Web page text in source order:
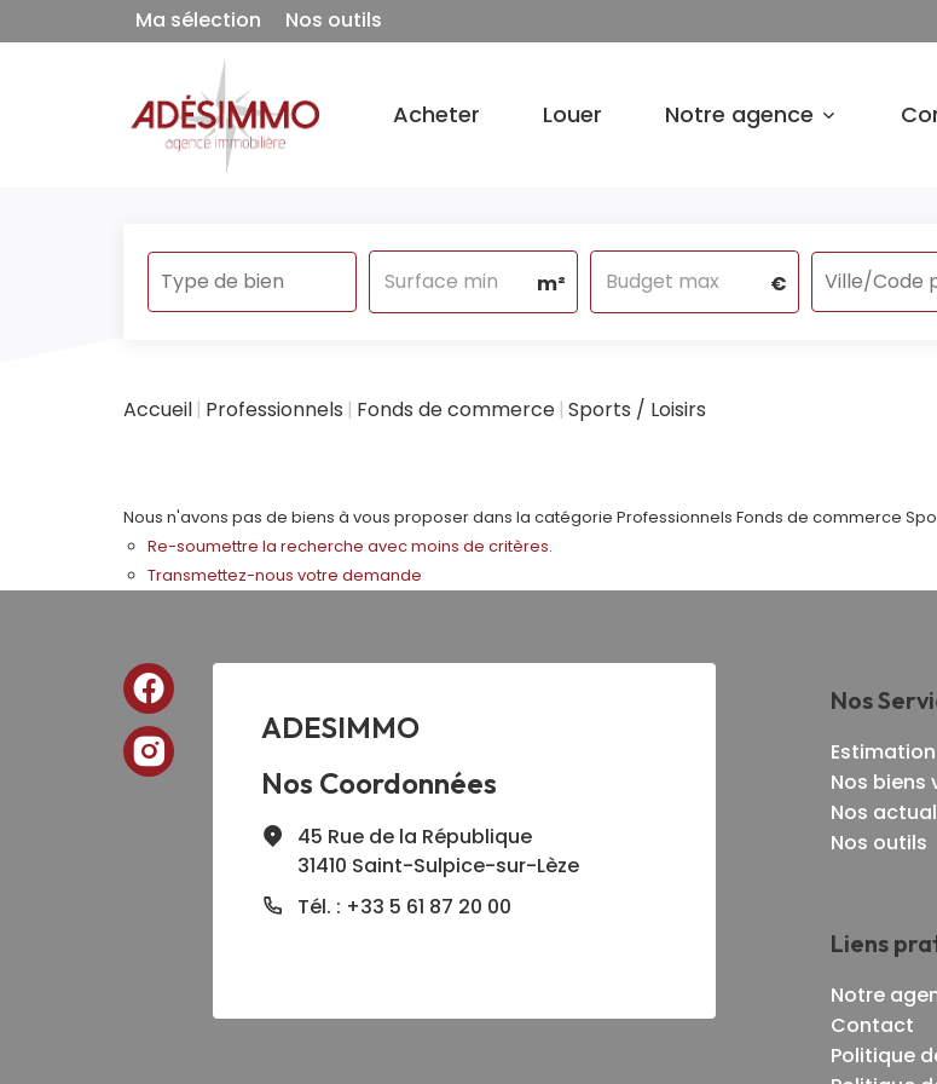
Ma sélection Nos outils
Acheter Louer Notre agence
m² €
Accueil Professionnels Fonds de commerce Sports / Loisirs
Nous n'avons pas de biens à vous proposer dans la catégorie Professionnels Fonds de commerce
Re-soumettre la recherche avec moins de critères.
Transmettez-nous votre demande
ADESIMMO
Nos Coordonnées
45 Rue de la République
31410 Saint-Sulpice-sur-Lèze
Tél. : +33 5 61 87 20 00
Nos
Estimation
Nos biens
Nos
Nos outils
Liens
Notre
Contact
Politique